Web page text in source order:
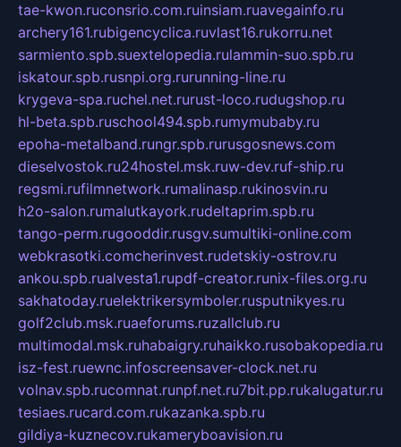
tae-kwon.ruconsrio.com.ruinsiam.ruavegainfo.ru
archery161.rubigencyclica.ruvlast16.rukorru.net
sarmiento.spb.suextelopedia.rulammin-suo.spb.ru
iskatour.spb.rusnpi.org.rurunning-line.ru
krygeva-spa.ruchel.net.rurust-loco.rudugshop.ru
hl-beta.spb.ruschool494.spb.rumymubaby.ru
epoha-metalband.rungr.spb.rurusgosnews.com
dieselvostok.ru24hostel.msk.ruw-dev.ruf-ship.ru
regsmi.rufilmnetwork.rumalinasp.rukinosvin.ru
h2o-salon.rumalutkayork.rudeltaprim.spb.ru
tango-perm.rugooddir.rusgv.sumultiki-online.com
webkrasotki.comcherinvest.rudetskiy-ostrov.ru
ankou.spb.rualvesta1.rupdf-creator.runix-files.org.ru
sakhatoday.ruelektrikersymboler.rusputnikyes.ru
golf2club.msk.ruaeforums.ruzallclub.ru
multimodal.msk.ruhabaigry.ruhaikko.rusobakopedia.ru
isz-fest.ruewnc.infoscreensaver-clock.net.ru
volnav.spb.rucomnat.runpf.net.ru7bit.pp.rukalugatur.ru
tesiaes.rucard.com.rukazanka.spb.ru
gildiya-kuznecov.rukameryboavision.ru